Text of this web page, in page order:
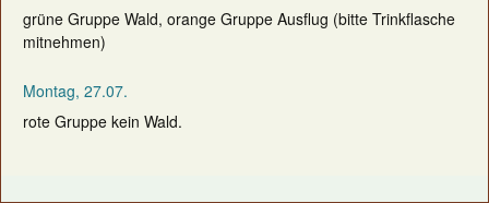
grüne Gruppe Wald, orange Gruppe Ausflug (bitte Trinkflasche
mitnehmen)
Montag, 27.07.
rote Gruppe kein Wald.